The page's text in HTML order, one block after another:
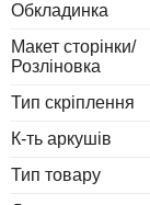
Обкладинка
Макет сторінки/
Розліновка
Тип скріплення
К-ть аркушів
Тип товару